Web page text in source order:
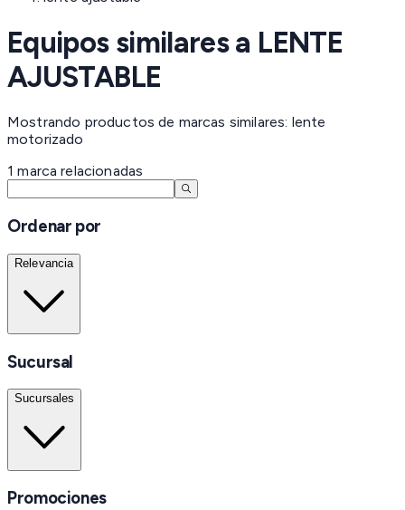
Equipos similares a LENTE
AJUSTABLE
Mostrando productos de marcas similares: lente
motorizado
1 marca relacionadas
Ordenar por
Relevancia
Sucursal
Sucursales
Promociones